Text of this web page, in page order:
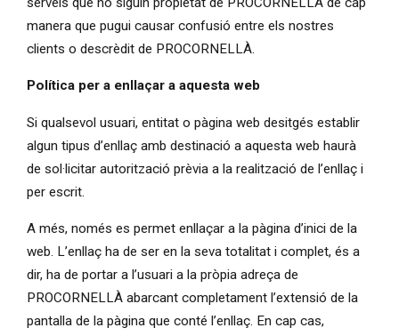
manera que pugui causar confusió entre els nostres
clients o descrèdit de PROCORNELLÀ.
Política per a enllaçar a aquesta web
Si qualsevol usuari, entitat o pàgina web desitgés establir
algun tipus d’enllaç amb destinació a aquesta web haurà
de sol·licitar autorització prèvia a la realització de l’enllaç i
per escrit.
A més, només es permet enllaçar a la pàgina d’inici de la
web. L’enllaç ha de ser en la seva totalitat i complet, és a
dir, ha de portar a l’usuari a la pròpia adreça de
PROCORNELLÀ abarcant completament l’extensió de la
pantalla de la pàgina que conté l’enllaç. En cap cas,